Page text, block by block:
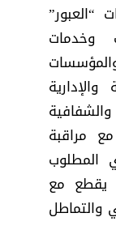
“العبور”
وخدمات
والإدارية
مراقبة
المطلوب
يقطع مع
والتماطل